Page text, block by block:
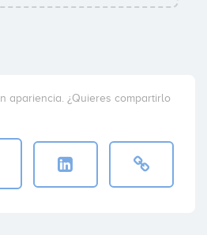
apariencia. ¿Quieres compartirlo